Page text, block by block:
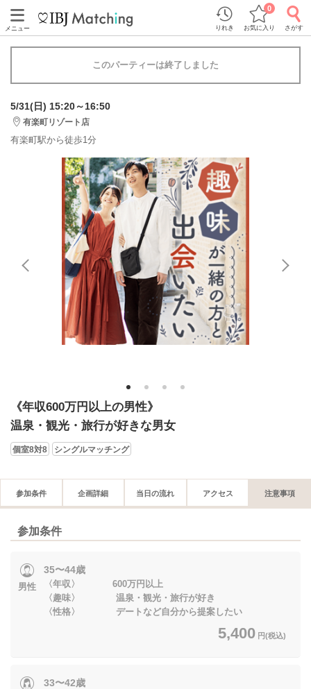
メニュー りれき お気に入り
0
さがす
このパーティーは終了しました
5/31(日) 15:20～16:50
有楽町リゾート店
有楽町駅から徒歩1分
1 2 3 4
《年収600万円以上の男性》
温泉・観光・旅行が好きな男女
個室8対8 シングルマッチング
参加条件 企画詳細 当日の流れ アクセス 注意事項
参加条件
男性
35〜44歳
〈年収〉 600万円以上
〈趣味〉 温泉・観光・旅行が好き
〈性格〉 デートなど自分から提案したい
5,400 円(税込)
33〜42歳